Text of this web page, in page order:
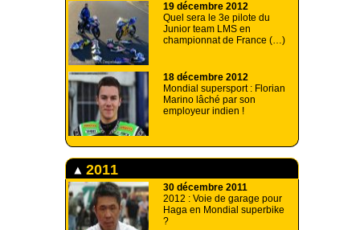
19 décembre 2012
Quel sera le 3e pilote du
Junior team LMS en
championnat de France (…)
18 décembre 2012
Mondial supersport : Florian
Marino lâché par son
employeur indien !
2011
30 décembre 2011
2012 : Voie de garage pour
Haga en Mondial superbike
?